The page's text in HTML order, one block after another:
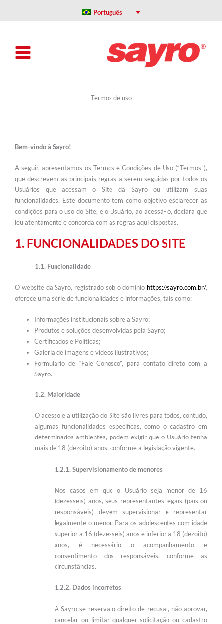
Português
Termos de uso
Bem-vindo à Sayro!
A seguir, apresentamos os Termos e Condições de Uso (“Termos”),
que descrevem as principais regras a serem seguidas por todos os
Usuários que acessam o Site da Sayro ou utilizam suas
funcionalidades. Este documento tem como objetivo esclarecer as
condições para o uso do Site, e o Usuário, ao acessá-lo, declara que
leu atentamente e concorda com as regras aqui dispostas.
1. FUNCIONALIDADES DO SITE
1.1. Funcionalidade
O website da Sayro, registrado sob o domínio https://sayro.com.br/,
oferece uma série de funcionalidades e informações, tais como:
Informações institucionais sobre a Sayro;
Produtos e soluções desenvolvidas pela Sayro;
Certificados e Políticas;
Galeria de imagens e vídeos ilustrativos;
Formulário de “Fale Conosco”, para contato direto com a
Sayro.
1.2. Maioridade
O acesso e a utilização do Site são livres para todos, contudo,
algumas funcionalidades específicas, como o cadastro em
determinados ambientes, podem exigir que o Usuário tenha
mais de 18 (dezoito) anos, conforme a legislação vigente.
1.2.1. Supervisionamento de menores
Nos casos em que o Usuário seja menor de 16
(dezesseis) anos, seus representantes legais (pais ou
responsáveis) devem supervisionar e representar
legalmente o menor. Para os adolescentes com idade
superior a 16 (dezesseis) anos e inferior a 18 (dezoito)
anos, é necessário o acompanhamento e
consentimento dos responsáveis, conforme as
circunstâncias.
1.2.2. Dados incorretos
A Sayro se reserva o direito de recusar, não aprovar,
cancelar ou limitar qualquer solicitação ou cadastro